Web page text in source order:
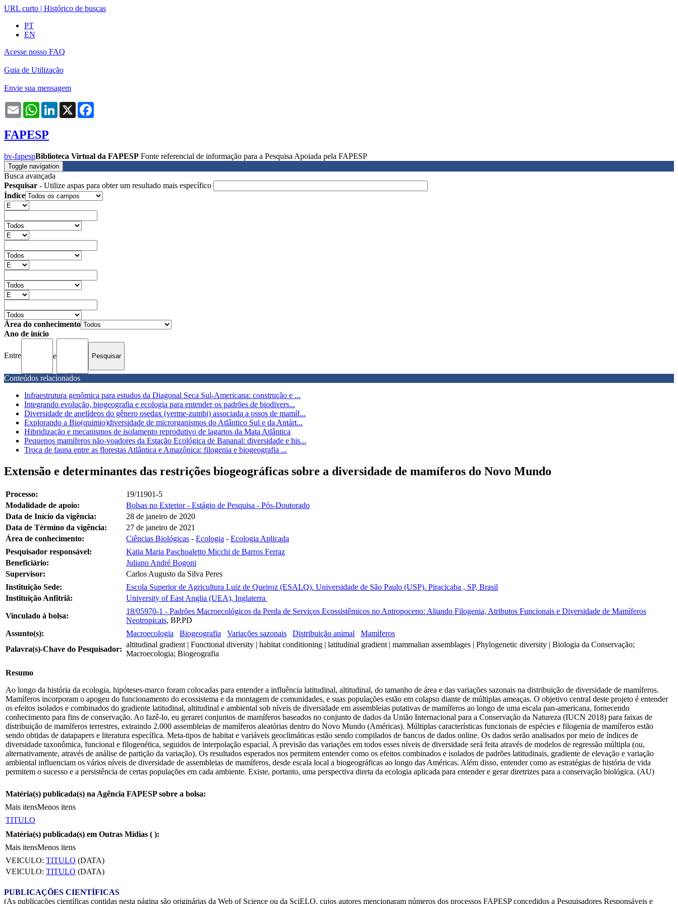
URL curto | Histórico de buscas
PT
EN
Acesse nosso FAQ
Guia de Utilização
Envie sua mensagem
Email WhatsAppLinkedIn
X
FAPESP
bv-fapespBiblioteca Virtual da FAPESP Fonte referencial de informação para a Pesquisa Apoiada pela FAPESP
Toggle navigation
Busca avançada
Pesquisar - Utilize aspas para obter um resultado mais específico
Índice
Área do conhecimento
Ano de início
Entre e
Conteúdos relacionados
Infraestrutura genômica para estudos da Diagonal Seca Sul-Americana: construção e ...
Integrando evolução, biogeografia e ecologia para entender os padrões de biodivers...
Diversidade de anelídeos do gênero osedax (verme-zumbi) associada a ossos de mamíf...
Explorando a Bio(quimio)diversidade de microrganismos do Atlântico Sul e da Antárt...
Hibridização e mecanismos de isolamento reprodutivo de lagartos da Mata Atlântica
Pequenos mamíferos não-voadores da Estação Ecológica de Bananal: diversidade e his...
Troca de fauna entre as florestas Atlântica e Amazônica: filogenia e biogeografia ...
Extensão e determinantes das restrições biogeográficas sobre a diversidade de mamíferos do Novo Mundo
Processo:
19/11901-5
Modalidade de apoio:
Bolsas no Exterior - Estágio de Pesquisa - Pós-Doutorado
Data de Início da vigência:
28 de janeiro de 2020
Data de Término da vigência:
27 de janeiro de 2021
Área de conhecimento:
Ciências Biológicas - Ecologia - Ecologia Aplicada
Pesquisador responsável:
Katia Maria Paschoaletto Micchi de Barros Ferraz
Beneficiário:
Juliano André Bogoni
Supervisor:
Carlos Augusto da Silva Peres
Instituição Sede:
Escola Superior de Agricultura Luiz de Queiroz (ESALQ). Universidade de São Paulo (USP). Piracicaba , SP, Brasil
Instituição Anfitriã:
University of East Anglia (UEA), Inglaterra
Vinculado à bolsa:
18/05970-1 - Padrões Macroecológicos da Perda de Serviços Ecossistêmicos no Antropoceno: Aliando Filogenia, Atributos Funcionais e Diversidade de Mamíferos
Neotropicais, BP.PD
Assunto(s):
Macroecologia Biogeografia Variações sazonais Distribuição animal
Mamíferos
Palavra(s)-Chave do Pesquisador:
altitudinal gradient | Functional diversity | habitat conditioning | latitudinal gradient | mammalian assemblages | Phylogenetic diversity | Biologia da Conservação;
Macroecologia; Biogeografia
Resumo
Ao longo da história da ecologia, hipóteses-marco foram colocadas para entender a influência latitudinal, altitudinal, do tamanho de área e das variações sazonais na distribuição de diversidade de mamíferos.
Mamíferos incorporam o apogeu do funcionamento do ecossistema e da montagem de comunidades, e suas populações estão em colapso diante de múltiplas ameaças. O objetivo central deste projeto é entender
os efeitos isolados e combinados do gradiente latitudinal, altitudinal e ambiental sob níveis de diversidade em assembleias putativas de mamíferos ao longo de uma escala pan-americana, fornecendo
conhecimento para fins de conservação. Ao fazê-lo, eu gerarei conjuntos de mamíferos baseados no conjunto de dados da União Internacional para a Conservação da Natureza (IUCN 2018) para faixas de
distribuição de mamíferos terrestres, extraindo 2.000 assembleias de mamíferos aleatórias dentro do Novo Mundo (Américas). Múltiplas características funcionais de espécies e filogenia de mamíferos estão
sendo obtidas de datapapers e literatura específica. Meta-tipos de habitat e variáveis geoclimáticas estão sendo compilados de bancos de dados online. Os dados serão analisados por meio de índices de
diversidade taxonômica, funcional e filogenética, seguidos de interpolação espacial. A previsão das variações em todos esses níveis de diversidade será feita através de modelos de regressão múltipla (ou,
alternativamente, através de análise de partição da variação). Os resultados esperados nos permitem entender como os efeitos combinados e isolados de padrões latitudinais, gradiente de elevação e variação
ambiental influenciam os vários níveis de diversidade de assembleias de mamíferos, desde escala local a biogeográficas ao longo das Américas. Além disso, entender como as estratégias de história de vida
permitem o sucesso e a persistência de certas populações em cada ambiente. Existe, portanto, uma perspectiva direta da ecologia aplicada para entender e gerar diretrizes para a conservação biológica. (AU)
Matéria(s) publicada(s) na Agência FAPESP sobre a bolsa:
Mais itensMenos itens
TITULO
Matéria(s) publicada(s) em Outras Mídias ( ):
Mais itensMenos itens
VEICULO: TITULO (DATA)
VEICULO: TITULO (DATA)
PUBLICAÇÕES CIENTÍFICAS
(As publicações científicas contidas nesta página são originárias da Web of Science ou da SciELO, cujos autores mencionaram números dos processos FAPESP concedidos a Pesquisadores Responsáveis e